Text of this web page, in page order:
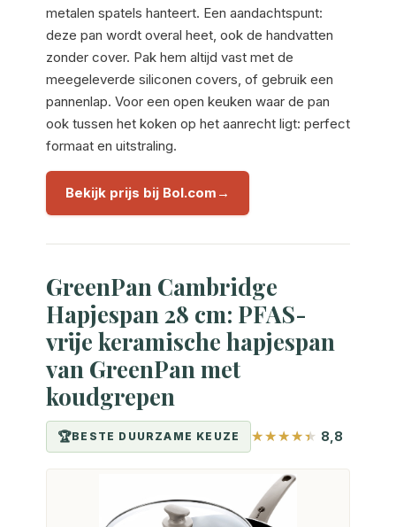
metalen spatels hanteert. Een aandachtspunt:
deze pan wordt overal heet, ook de handvatten
zonder cover. Pak hem altijd vast met de
meegeleverde siliconen covers, of gebruik een
pannenlap. Voor een open keuken waar de pan
ook tussen het koken op het aanrecht ligt: perfect
formaat en uitstraling.
Bekijk prijs bij Bol.com
GreenPan Cambridge
Hapjespan 28 cm: PFAS-
vrije keramische hapjespan
van GreenPan met
koudgrepen
BESTE DUURZAME KEUZE 8,8